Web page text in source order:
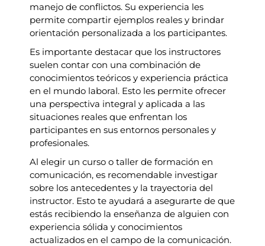
manejo de conflictos. Su experiencia les
permite compartir ejemplos reales y brindar
orientación personalizada a los participantes.
Es importante destacar que los instructores
suelen contar con una combinación de
conocimientos teóricos y experiencia práctica
en el mundo laboral. Esto les permite ofrecer
una perspectiva integral y aplicada a las
situaciones reales que enfrentan los
participantes en sus entornos personales y
profesionales.
Al elegir un curso o taller de formación en
comunicación, es recomendable investigar
sobre los antecedentes y la trayectoria del
instructor. Esto te ayudará a asegurarte de que
estás recibiendo la enseñanza de alguien con
experiencia sólida y conocimientos
actualizados en el campo de la comunicación.